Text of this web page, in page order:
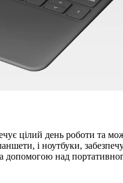
цілий день роботи та
і ноутбуки,
допомогою над